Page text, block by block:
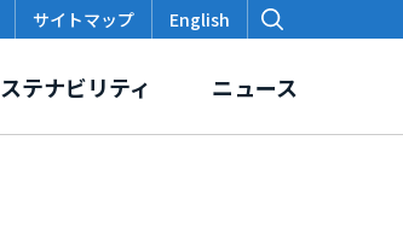
サイトマップ English
テナビリティ ニュース